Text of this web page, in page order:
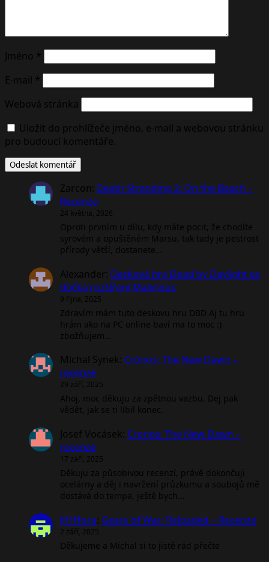
Jméno *
E-mail *
Webová stránka
Uložit do prohlížeče jméno, e-mail a webovou stránku
pro budoucí komentáře.
Zarcon: Death Stranding 2: On the Beach –
Recenze
24 května, 2026
Oproti prvním u dílu, kdy máte pocit, že chodíte
syrovém a opuštěném Marsu, tak tady je pestrost
přírody větší, dostanete…
Alexander: Desková hra Dead by Daylight se
dočká rozšíření Malicious
9 října, 2025
Zdravím mám tuto deskovu hru DBD Aj tu hru
hrám ako na PC online baví ma to moc :)
zbožňujem…
Michal Synek: Cronos: The New Dawn –
recenze
29 září, 2025
Ahoj, moc děkuju za zpětnou vazbu. Dej pak
vědět, jak se ti líbil konec.
Josef Vocásek: Cronos: The New Dawn –
recenze
17 září, 2025
Děkuju za působivou recenzí, právě dokončuji
ocelárny a děj i navržení průzkumu a soubojů mě
dostává do tempa, ještě bych…
Jiří Hora: Gears of War: Reloaded – Recenze
2 září, 2025
Děkujeme a Michal si to jistě rád přečte